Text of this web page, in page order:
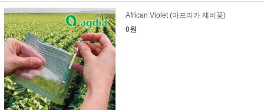
African Violet (아프리카 제비꽃)
0원